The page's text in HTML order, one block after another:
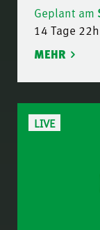
Geplant am
14 Tage
MEHR
LIVE